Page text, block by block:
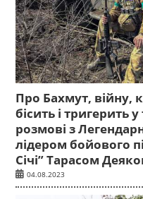
Про Бахмут, війну,
бісить і тригерить
розмові з
лідером бойового
Січі” Тарасом
04.08.2023